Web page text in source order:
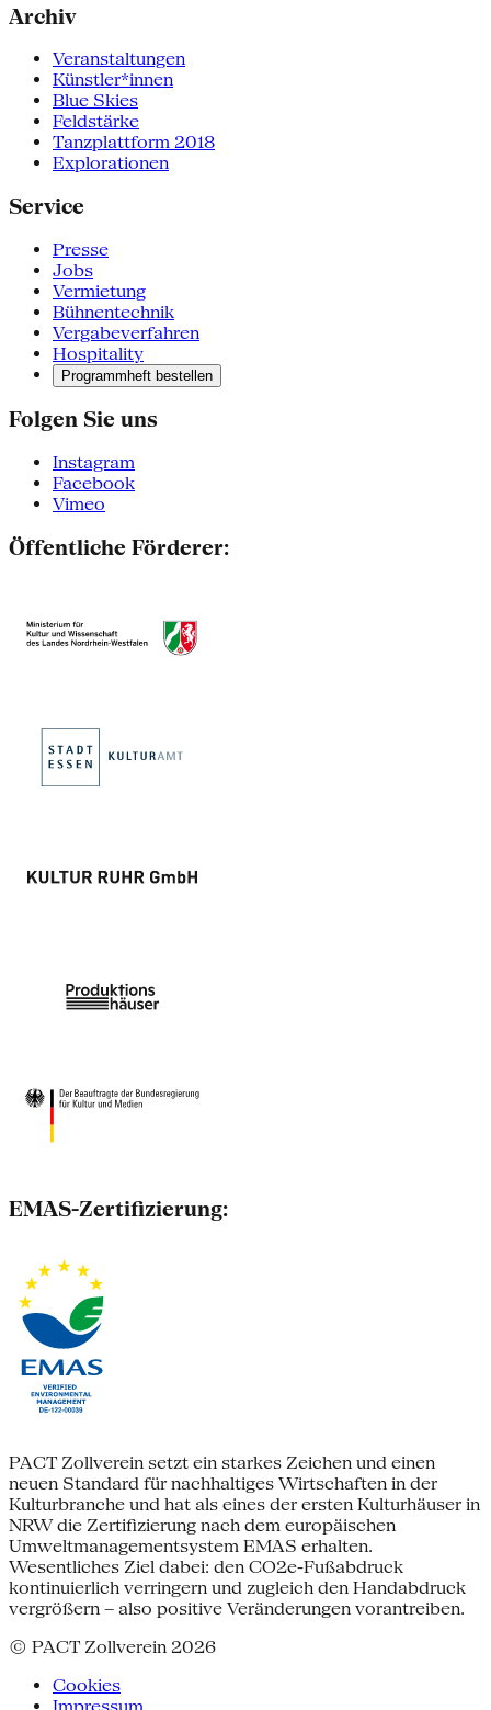
Archiv
Veranstaltungen
Künstler*innen
Blue Skies
Feldstärke
Tanzplattform 2018
Explorationen
Service
Presse
Jobs
Vermietung
Bühnentechnik
Vergabeverfahren
Hospitality
Programmheft bestellen
Folgen Sie uns
Instagram
Facebook
Vimeo
Öffentliche Förderer:
EMAS-Zertifizierung:
PACT Zollverein setzt ein starkes Zeichen und einen
neuen Standard für nachhaltiges Wirtschaften in der
Kulturbranche und hat als eines der ersten Kulturhäuser in
NRW die Zertifizierung nach dem europäischen
Umweltmanagementsystem EMAS erhalten.
Wesentliches Ziel dabei: den CO2e-Fußabdruck
kontinuierlich verringern und zugleich den Handabdruck
vergrößern – also positive Veränderungen vorantreiben.
© PACT Zollverein 2026
Cookies